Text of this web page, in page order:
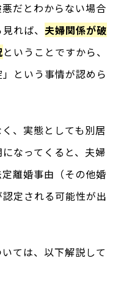
だとわからない場合
れば、夫婦関係が破
ということですから、
という事情が認めら
、実態としても別居
なってくると、夫婦
離婚事由（その他婚
定される可能性が出
ては、以下解説して